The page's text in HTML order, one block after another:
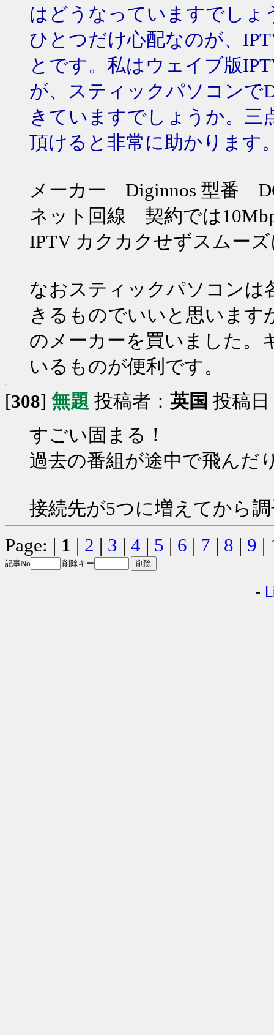
はどうなっていますでしょ
ひとつだけ心配なのが、
とです。私はウェイブ版
が、スティックパソコンで
きていますでしょうか。三
頂けると非常に助かります
メーカー Diginnos 型番
ネット回線 契約では
IPTV カクカクせずスムー
なおスティックパソコンは
きるものでいいと思います
のメーカーを買いました。
いるものが便利です。
[308] 無題 投稿者： 英国 投稿
すごい固まる！
過去の番組が途中で飛んだ
接続先が5つに増えてから
Page: | 1 | 2 | 3 | 4 | 5 | 6 | 7 | 8 | 9 |
記事No 削除キー
-